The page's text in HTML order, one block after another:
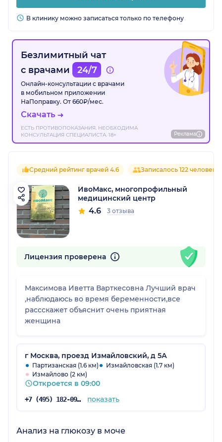
В клинику можно записаться только по телефону
Безлимитный чат
с врачами
24/7
Онлайн-консультации с врачами
в мобильном приложении
НаПоправку. От 660₽/мес.
Скачать
ЕСТЬ ПРОТИВОПОКАЗАНИЯ. НЕОБХОДИМА
КОНСУЛЬТАЦИЯ СПЕЦИАЛИСТА. 18+
Реклама
Средний рейтинг врачей 4.6 Записалось 122 человека
ИвоМакс, многопрофильный
медицинский центр
4.6 3 отзыва
Лицензия проверена
Максимова Иветта Варткесовна Лучший врач
,наблюдаюсь во время беременности,все
рассскажет объяснит очень приятная
женщина
г Москва, проезд Измайловский, д 5А
Партизанская (1.6 км)
Измайловская (1.7 км)
Измайлово (2 км)
Откроется в 09:00
+7 (495) 182-09-65 показать
Анализ на глюкозу в моче